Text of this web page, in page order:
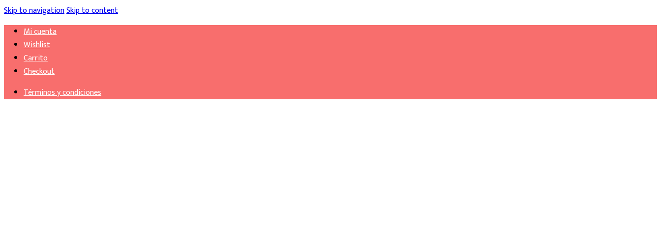
Skip to navigationSkip to content
Mi cuenta
Wishlist
Carrito
Checkout
Términos y condiciones